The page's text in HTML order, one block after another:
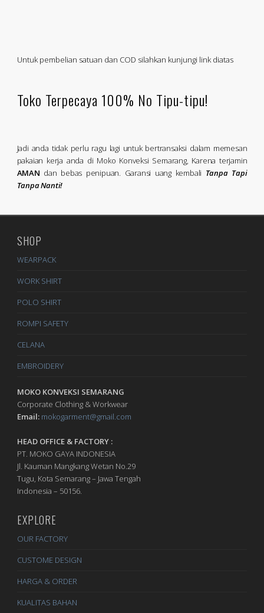
Untuk pembelian satuan dan COD silahkan kunjungi link diatas
Toko Terpecaya 100% No Tipu-tipu!
Jadi anda tidak perlu ragu lagi untuk bertransaksi dalam memesan
pakaian kerja anda di Moko Konveksi Semarang, Karena terjamin
AMAN dan bebas penipuan. Garansi uang kembali Tanpa Tapi
Tanpa Nanti!
SHOP
WEARPACK
WORK SHIRT
POLO SHIRT
ROMPI SAFETY
CELANA
EMBROIDERY
MOKO KONVEKSI SEMARANG
Corporate Clothing & Workwear
Email: mokogarment@gmail.com
HEAD OFFICE & FACTORY :
PT. MOKO GAYA INDONESIA
Jl. Kauman Mangkang Wetan No.29
Tugu, Kota Semarang – Jawa Tengah
Indonesia – 50156.
EXPLORE
OUR FACTORY
CUSTOME DESIGN
HARGA & ORDER
KUALITAS BAHAN